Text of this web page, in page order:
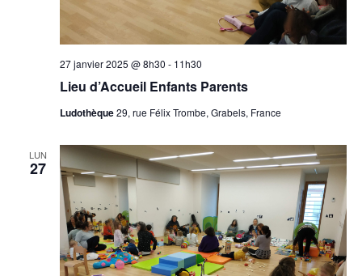
Lieu d’Accueil Enfants Parents
27 janvier 2025 @ 8h30 - 11h30
Ludothèque29, rue Félix Trombe, Grabels, France
LUN
27